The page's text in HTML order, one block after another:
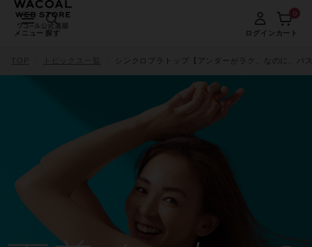
メニュー 探す ログイン カート
0
シンクロブラトップ【アンダーがラク、なのに、バ